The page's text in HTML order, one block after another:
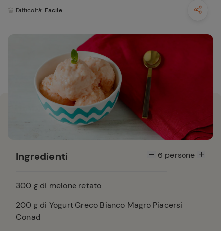
Difficoltà: Facile
Ingredienti 6 persone
300 g di melone retato
200 g di Yogurt Greco Bianco Magro Piacersi
Conad